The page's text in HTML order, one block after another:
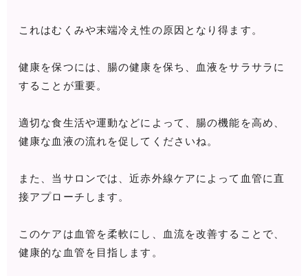
これはむくみや末端冷え性の原因となり得ます。
健康を保つには、腸の健康を保ち、血液をサラサラに
することが重要。
適切な食生活や運動などによって、腸の機能を高め、
健康な血液の流れを促してくださいね。
また、当サロンでは、近赤外線ケアによって血管に直
接アプローチします。
このケアは血管を柔軟にし、血流を改善することで、
健康的な血管を目指します。